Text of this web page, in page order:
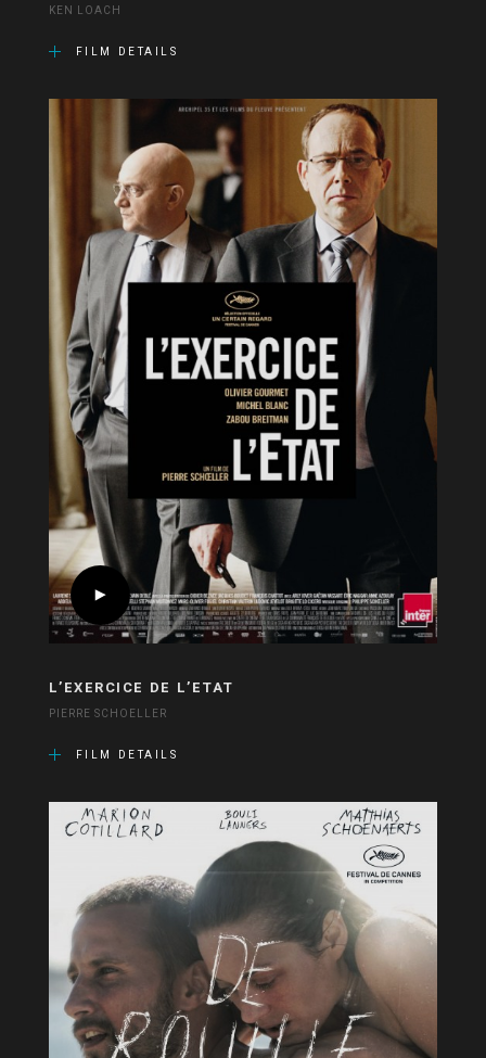
KEN LOACH
FILM DETAILS
L’EXERCICE DE L’ETAT
PIERRE SCHOELLER
FILM DETAILS